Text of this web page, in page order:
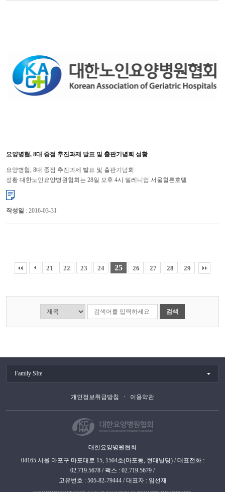
요양병협, 8대 중점 추진과제 발표 및 출판기념회 성황
요양병협, 8대 중점 추진과제 발표 및 출판기념회
성황 대한노인요양병원협회는 28일 오후 4시 밀레니엄 서울힐튼호텔
국화룸에서 “2010년도 송년회 및 요양병원 실무지침서 출판기념회”를
가졌다. 이날 송...
작성일 : 2016-03-31
21 22 23 24 25 26 27 28 29
검색
Family SIte
개인정보취급방침 이용약관
대한요양병원협회
04165 서울 마포구 마포대로 15, 1504호(마포동, 현대빌딩) / 대표전화 :
02.719.5678 / 팩스 : 02.719.5679 /
고유번호 : 505-82-79444 / 대표자 : 임선재